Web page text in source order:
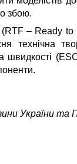
збою.
– Ready
технічна
швидкості
України